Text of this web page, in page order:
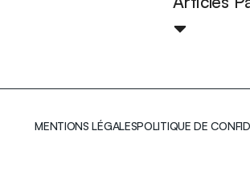
MENTIONS LÉGALESPOLITIQUE DE